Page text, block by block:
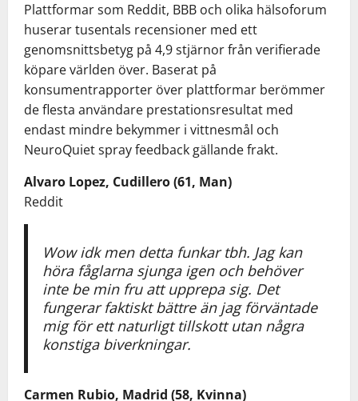
Plattformar som Reddit, BBB och olika hälsoforum
huserar tusentals recensioner med ett
genomsnittsbetyg på 4,9 stjärnor från verifierade
köpare världen över. Baserat på
konsumentrapporter över plattformar berömmer
de flesta användare prestationsresultat med
endast mindre bekymmer i vittnesmål och
NeuroQuiet spray feedback gällande frakt.
Alvaro Lopez, Cudillero (61, Man)
Reddit
Wow idk men detta funkar tbh. Jag kan
höra fåglarna sjunga igen och behöver
inte be min fru att upprepa sig. Det
fungerar faktiskt bättre än jag förväntade
mig för ett naturligt tillskott utan några
konstiga biverkningar.
Carmen Rubio, Madrid (58, Kvinna)